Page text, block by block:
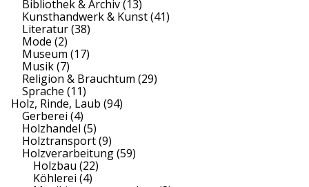
Bibliothek & Archiv(13)
Kunsthandwerk & Kunst(41)
Literatur(38)
Mode (2)
Museum (17)
Musik(7)
Religion & Brauchtum (29)
Sprache (11)
Holz, Rinde, Laub (94)
Gerberei (4)
Holzhandel (5)
Holztransport(9)
Holzverarbeitung(59)
Holzbau (22)
Köhlerei (4)